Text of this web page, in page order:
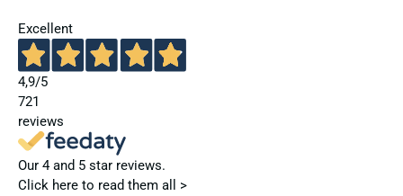
Excellent
4,9/5
721
reviews
Our 4 and 5 star reviews.
Click here to read them all >